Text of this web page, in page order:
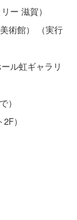
ー 滋賀）
術館） （実行
ル虹ギャラリ
）
）